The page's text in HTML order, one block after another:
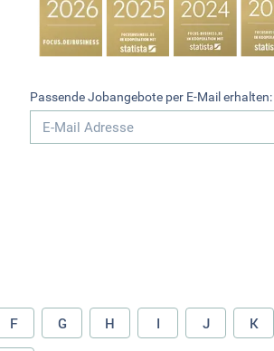
Passende Jobangebote per E-Mail erhalten:
F G H I J K